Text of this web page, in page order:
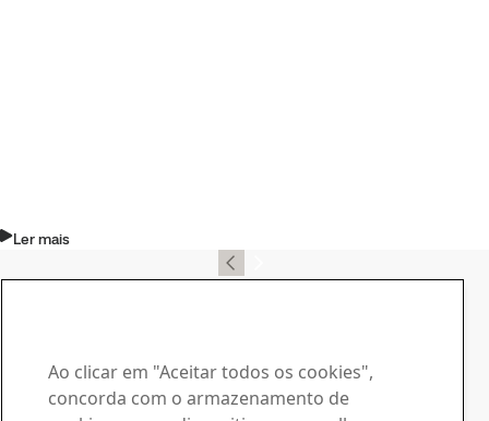
Ler mais
dúvidas ou consultas
Ao clicar em "Aceitar todos os cookies",
concorda com o armazenamento de